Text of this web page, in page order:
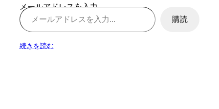
メールアドレスを入力...
購読
続きを読む